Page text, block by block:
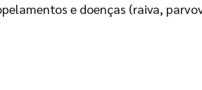
e doenças (raiva,